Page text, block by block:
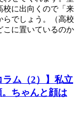
校に出向くので「来
らでしょう。（高校
こに置いているのか
ラム（2）】私立
ちゃんと顔は